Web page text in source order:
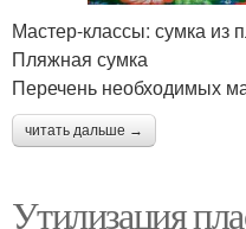
Мастер-классы: сумка из
Пляжная сумка
Перечень необходимых
читать дальше →
Утилизация